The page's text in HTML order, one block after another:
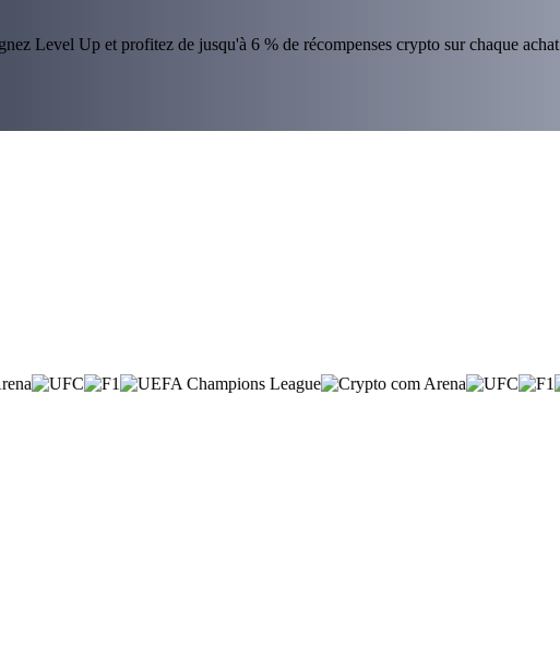
Level Up et profitez de jusqu'à 6 % de récompenses crypto sur chaque achat